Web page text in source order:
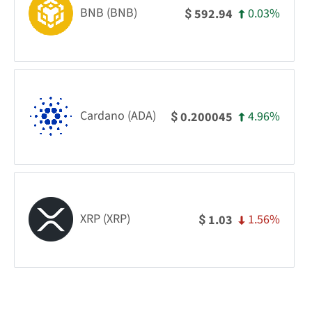
BNB (BNB) $592.94 0.03%
Cardano (ADA) $0.200045 4.96%
XRP (XRP) $ 1.03 1.56%